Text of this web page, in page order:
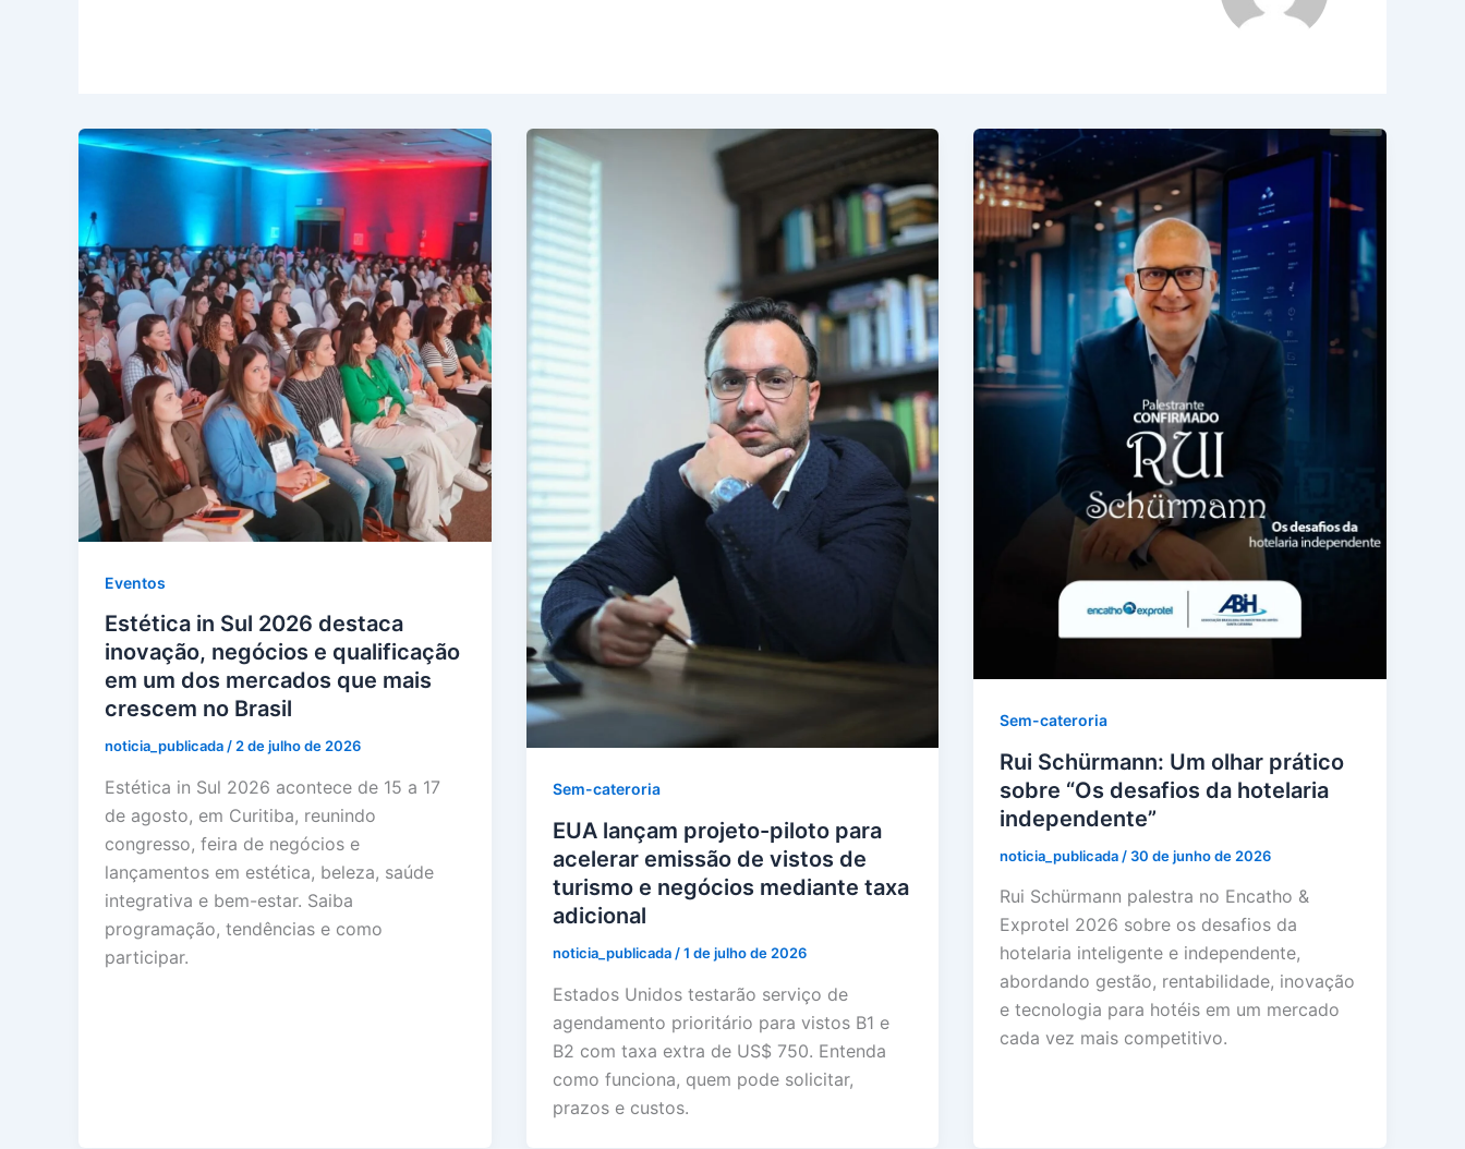
Eventos
Estética in Sul 2026 destaca
inovação, negócios e qualificação
em um dos mercados que mais
crescem no Brasil
noticia_publicada/2 de julho de 2026
Estética in Sul 2026 acontece de 15 a 17
de agosto, em Curitiba, reunindo
congresso, feira de negócios e
lançamentos em estética, beleza, saúde
integrativa e bem-estar. Saiba
programação, tendências e como
participar.
Sem-cateroria
EUA lançam projeto-piloto para
acelerar emissão de vistos de
turismo e negócios mediante taxa
adicional
noticia_publicada/1 de julho de 2026
Estados Unidos testarão serviço de
agendamento prioritário para vistos B1 e
B2 com taxa extra de US$ 750. Entenda
como funciona, quem pode solicitar,
prazos e custos.
Sem-cateroria
Rui Schürmann: Um olhar prático
sobre “Os desafios da hotelaria
independente”
noticia_publicada / 30 de junho de 2026
Rui Schürmann palestra no Encatho &
Exprotel 2026 sobre os desafios da
hotelaria inteligente e independente,
abordando gestão, rentabilidade, inovação
e tecnologia para hotéis em um mercado
cada vez mais competitivo.